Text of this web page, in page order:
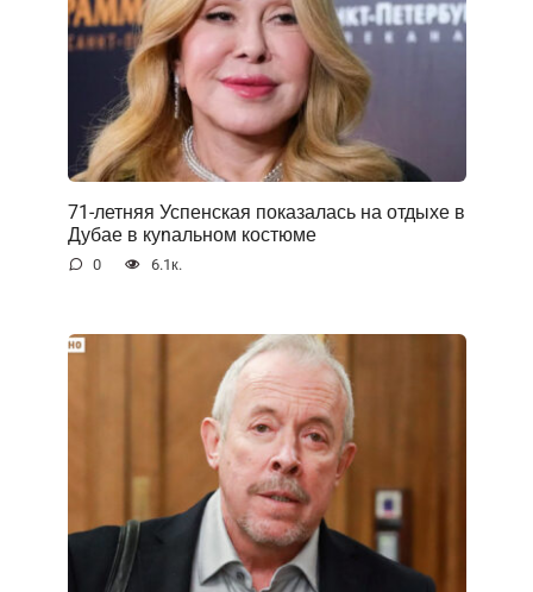
71-летняя Успенская показалась на отдыхе в
Дубае в куnальном костюме
0 6.1к.